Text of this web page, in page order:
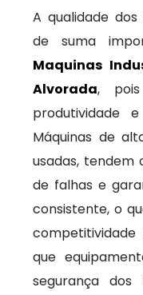
A qualidade
de suma
Maquinas
Alvorada,
produtividade
Máquinas de
usadas, tendem
de falhas e
consistente, o
que
segurança dos